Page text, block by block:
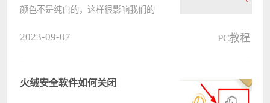
颜色不是纯白的，这样很影响我们的
色怎么设置白色： 方法一： ????
2023-09-07 PC教程
火绒安全软件如何关闭